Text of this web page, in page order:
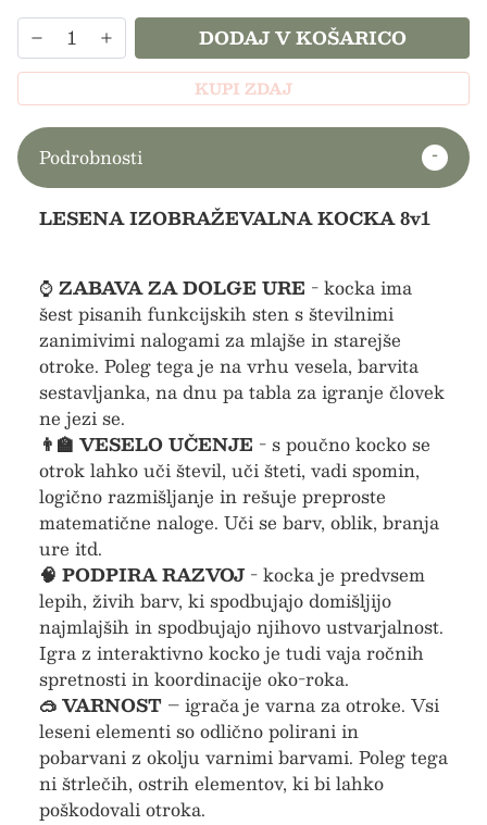
DODAJ V KOŠARICO
KUPI ZDAJ
Podrobnosti
LESENA IZOBRAŽEVALNA KOCKA 8v1
⌚ZABAVA ZA DOLGE URE - kocka ima
šest pisanih funkcijskih sten s številnimi
zanimivimi nalogami za mlajše in starejše
otroke. Poleg tega je na vrhu vesela, barvita
sestavljanka, na dnu pa tabla za igranje človek
ne jezi se.
👨‍🏫 VESELO UČENJE - s poučno kocko se
otrok lahko uči števil, uči šteti, vadi spomin,
logično razmišljanje in rešuje preproste
matematične naloge. Uči se barv, oblik, branja
ure itd.
🧠 PODPIRA RAZVOJ- kocka je predvsem
lepih, živih barv, ki spodbujajo domišljijo
najmlajših in spodbujajo njihovo ustvarjalnost.
Igra z interaktivno kocko je tudi vaja ročnih
spretnosti in koordinacije oko-roka.
🥽 VARNOST – igrača je varna za otroke. Vsi
leseni elementi so odlično polirani in
pobarvani z okolju varnimi barvami. Poleg tega
ni štrlečih, ostrih elementov, ki bi lahko
poškodovali otroka.